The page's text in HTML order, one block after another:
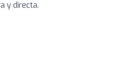
y directa.